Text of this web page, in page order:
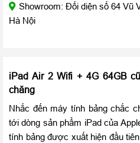
Showroom: Đối diện số 64 Vũ
Hà Nội
iPad Air 2 Wifi + 4G 64GB
chăng
Nhắc đến máy tính bảng chắc
tới dòng sản phẩm iPad của
tính bảng được xuất hiện đầu